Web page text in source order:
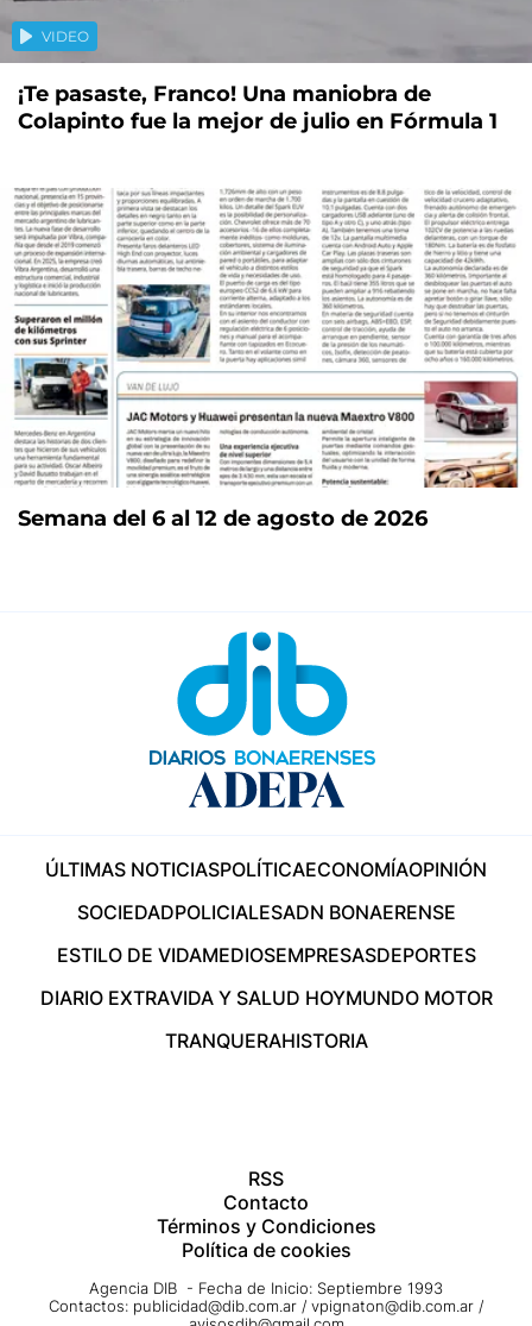
VIDEO
¡Te pasaste, Franco! Una maniobra de
Colapinto fue la mejor de julio en Fórmula 1
Semana del 6 al 12 de agosto de 2026
ÚLTIMAS NOTICIASPOLÍTICAECONOMÍAOPINIÓN
SOCIEDADPOLICIALESADN BONAERENSE
ESTILO DE VIDAMEDIOSEMPRESASDEPORTES
DIARIO EXTRAVIDA Y SALUD HOYMUNDO MOTOR
TRANQUERAHISTORIA
RSS
Contacto
Términos y Condiciones
Política de cookies
Agencia DIB - Fecha de Inicio: Septiembre 1993
Contactos: publicidad@dib.com.ar / vpignaton@dib.com.ar /